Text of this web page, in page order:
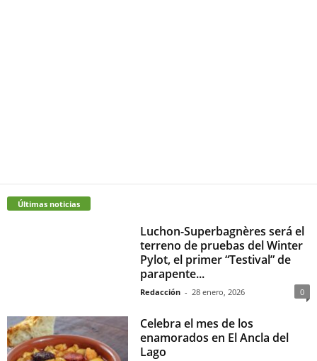
Últimas noticias
Luchon-Superbagnères será el
terreno de pruebas del Winter
Pylot, el primer “Testival” de
parapente...
Redacción - 28 enero, 2026 0
Celebra el mes de los
enamorados en El Ancla del
Lago